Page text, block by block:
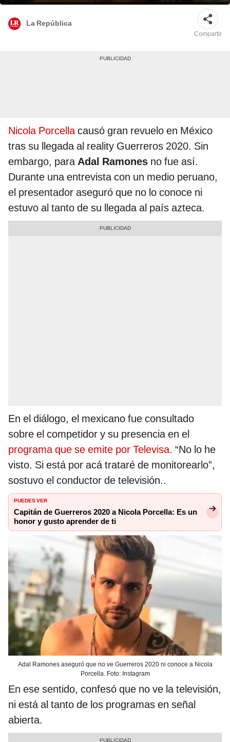
La República
Compartir
Nicola Porcellacausó gran revuelo en México
tras su llegada al reality Guerreros 2020. Sin
embargo, paraAdal Ramones no fue así.
Durante una entrevista con un medio peruano,
el presentador aseguró que no lo conoce ni
estuvo al tanto de su llegada al país azteca.
En el diálogo, el mexicano fue consultado
sobre el competidor y su presencia en el
programa que se emite por Televisa. “No lo he
visto. Si está por acá trataré de monitorearlo”,
sostuvo el conductor de televisión..
PUEDES VER
Capitán de Guerreros 2020 a Nicola Porcella: Es un
honor y gusto aprender de ti
Adal Ramones aseguró que no ve Guerreros 2020 ni conoce a Nicola
Porcella. Foto: Instagram
En ese sentido, confesó que no ve la televisión,
ni está al tanto de los programas en señal
abierta.